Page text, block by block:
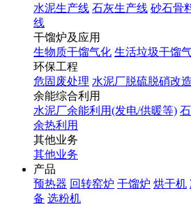
水泥生产线 石灰生产线 砂石骨
线
干馏炉及应用
生物质干馏气化 生活垃圾干馏
环保工程
危固废处理 水泥厂脱硫脱硝改造
余能综合利用
水泥厂余能利用(发电/供暖等)
余热利用
其他业务
其他业务
产品
预热器 回转窑炉 干馏炉 烘干机
备 选粉机